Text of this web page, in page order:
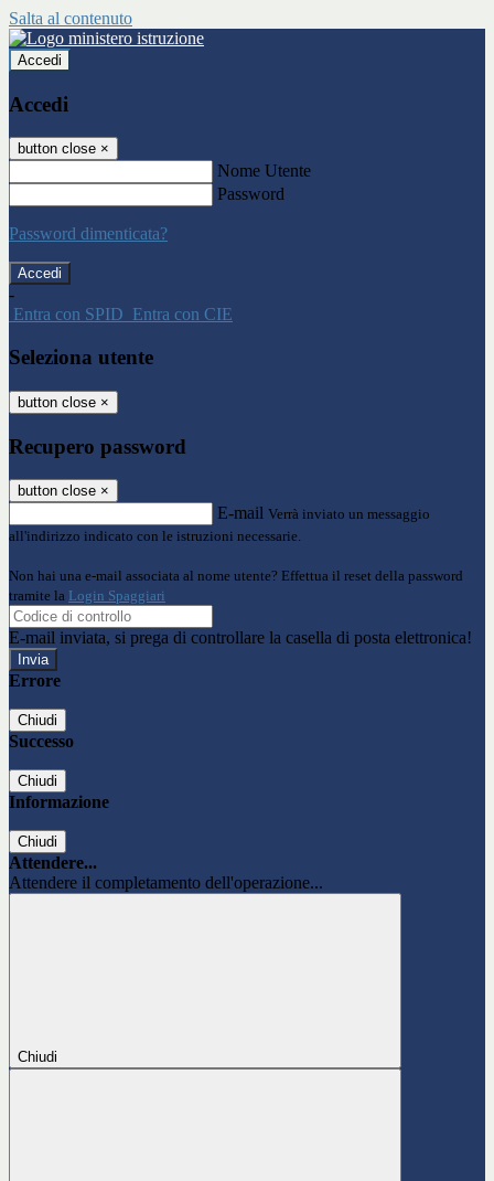
Salta al contenuto
Accedi
Accedi
button close ×
Nome Utente
Password
Password dimenticata?
-
Entra con SPID Entra con CIE
Seleziona utente
button close ×
Recupero password
button close ×
E-mail Verrà inviato un messaggio
all'indirizzo indicato con le istruzioni necessarie.
Non hai una e-mail associata al nome utente? Effettua il reset della password
tramite la Login Spaggiari
E-mail inviata, si prega di controllare la casella di posta elettronica!
Errore
Chiudi
Successo
Chiudi
Informazione
Chiudi
Attendere...
Attendere il completamento dell'operazione...
Chiudi